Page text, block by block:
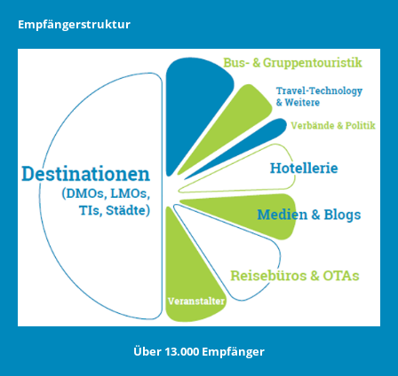
Empfängerstruktur
Über 13.000 Empfänger